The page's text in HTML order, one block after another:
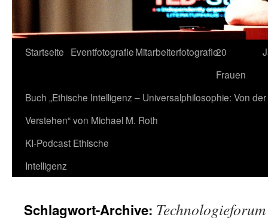
Zum
springen
Startseite EventfotografieMitarbeiterfotografie20
Frauen
Buch „Ethische Intelligenz – Universalphilosophie: Von
Verstehen“ von Michael M. Roth
KI-Podcast Ethische
Intelligenz
Schlagwort-Archive: Technologieforum